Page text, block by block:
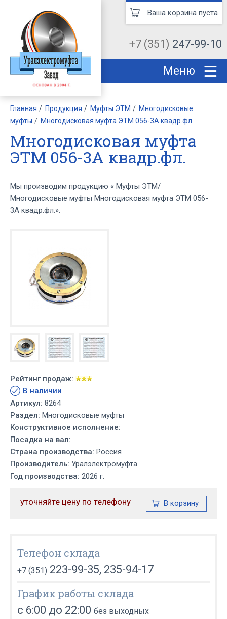
+7 (351) 247-99-10
Ваша корзина пуста
Меню
Главная Продукция Муфты ЭТМ
Многодисковые
муфты
Многодисковая муфта ЭТМ 056-3А квадр.фл.
Многодисковая муфта
ЭТМ 056-3А квадр.фл.
Мы производим продукцию « Муфты ЭТМ/
Многодисковые муфты Многодисковая муфта ЭТМ 056-
3А квадр.фл.».
Рейтинг продаж:
В наличии
Артикул: 8264
Раздел: Многодисковые муфты
Конструктивное исполнение:
Посадка на вал:
Страна производства: Россия
Производитель: Уралэлектромуфта
Год производства: 2026 г.
уточняйте цену по телефону
Телефон склада
+7 (351) 223-99-35, 235-94-17
График работы склада
с 6:00 до 22:00 без выходных